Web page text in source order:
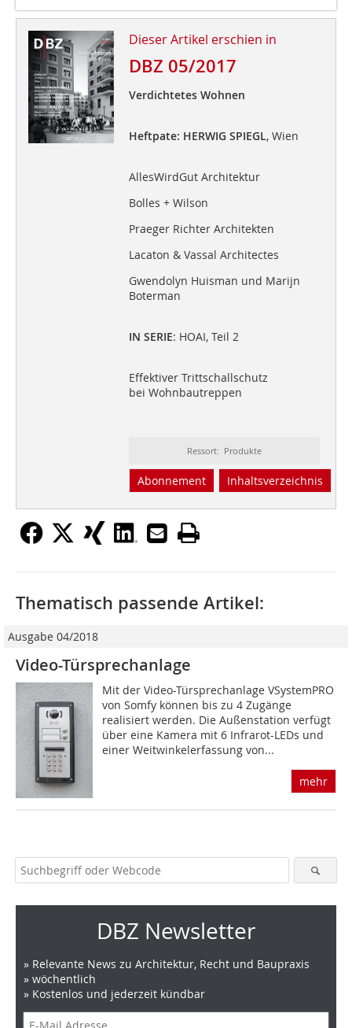
Dieser Artikel erschien in
DBZ 05/2017
Verdichtetes Wohnen
Heftpate: HERWIG SPIEGL, Wien
AllesWirdGut Architektur
Bolles + Wilson
Praeger Richter Architekten
Lacaton & Vassal Architectes
Gwendolyn Huisman und Marijn
Boterman
IN SERIE: HOAI, Teil 2
Effektiver Trittschallschutz
bei Wohnbautreppen
Ressort: Produkte
Abonnement Inhaltsverzeichnis
Thematisch passende Artikel:
Ausgabe 04/2018
Video-Türsprechanlage
Mit der Video-Türsprechanlage VSystemPRO
von Somfy können bis zu 4 Zugänge
realisiert werden. Die Außenstation verfügt
über eine Kamera mit 6 Infrarot-LEDs und
einer Weitwinkelerfassung von...
mehr
DBZ Newsletter
» Relevante News zu Architektur, Recht und Baupraxis
» wöchentlich
» Kostenlos und jederzeit kündbar